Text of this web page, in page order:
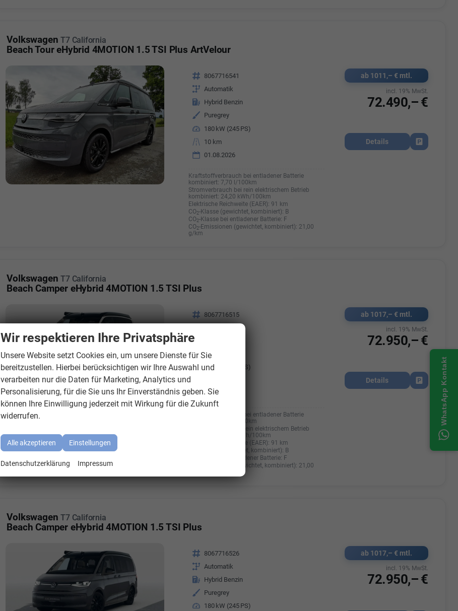
Volkswagen T7 California
Beach Tour eHybrid 4MOTION 1.5 TSI Plus ArtVelour
Fahrzeugnr. 8067716541
Getriebe Automatik
Kraftstoff Hybrid Benzin
Außenfarbe
Puregrey
Leistung 180 kW (245 PS)
Kilometerstand
10 km
01.08.2026
Kraftstoffverbrauch bei entladener Batterie
kombiniert: 7,70 l/100km
Stromverbrauch bei rein elektrischem Betrieb
kombiniert: 24,20 kWh/100km
Elektrische Reichweite (EAER): 91 km
CO2-Klasse (gewichtet, kombiniert): B
CO2-Klasse bei entladener Batterie: F
CO2-Emissionen (gewichtet, kombiniert): 21,00
g/km
ab 1011,– € mtl.
72.490,– €
incl. 19% MwSt.
Details
Fahrzeug
Volkswagen T7 California
Beach Camper eHybrid 4MOTION 1.5 TSI Plus
Fahrzeugnr. 8067716515
Außenfarbe
Candy-Weiß
Leistung
180 kW (245 PS)
01.08.2026
Kraftstoffverbrauch bei entladener Batterie
7,70 l/100km
Stromverbrauch bei rein elektrischem Betrieb
24,20 kWh/100km
Elektrische Reichweite (EAER): 91 km
-Klasse (gewichtet, kombiniert): B
-Klasse bei entladener Batterie: F
-Emissionen (gewichtet, kombiniert): 21,00
ab 1017,– € mtl.
72.950,– €
incl. 19% MwSt.
Details
Fahrzeug
Volkswagen T7 California
Beach Camper eHybrid 4MOTION 1.5 TSI Plus
Fahrzeugnr. 8067716526
Getriebe Automatik
Kraftstoff Hybrid Benzin
Außenfarbe
Puregrey
Leistung 180 kW (245 PS)
ab 1017,– € mtl.
72.950,– €
incl. 19% MwSt.
WhatsApp Kontakt
Wir respektieren Ihre Privatsphäre
Unsere Website setzt Cookies ein, um unsere Dienste für Sie
bereitzustellen. Hierbei berücksichtigen wir Ihre Auswahl und
verarbeiten nur die Daten für Marketing, Analytics und
Personalisierung, für die Sie uns Ihr Einverständnis geben. Sie
können Ihre Einwilligung jederzeit mit Wirkung für die Zukunft
widerrufen.
Alle akzeptieren Einstellungen
Datenschutzerklärung Impressum